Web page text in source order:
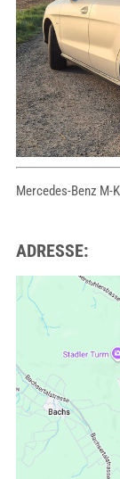
Mercedes-Benz M-
ADRESSE: